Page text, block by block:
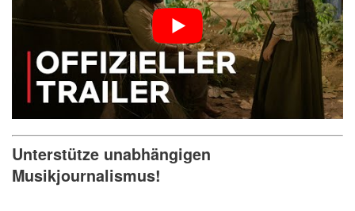
Unterstütze unabhängigen
Musikjournalismus!